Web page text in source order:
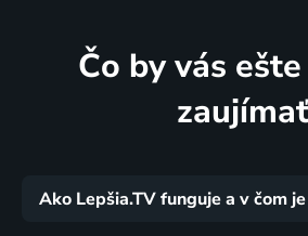
Čo by vás
zaujímať
Ako Lepšia.TV funguje a v čom